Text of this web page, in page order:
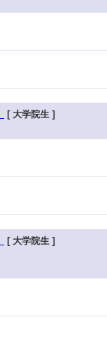
[ 大学院生 ]
[ 大学院生 ]